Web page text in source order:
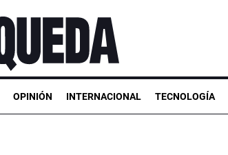
OPINIÓN INTERNACIONAL TECNOLOGÍA